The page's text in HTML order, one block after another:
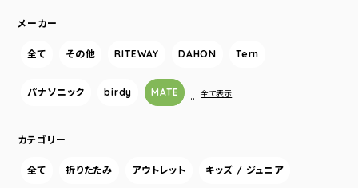
メーカー
全て その他 RITEWAY DAHON Tern
パナソニック birdy MATE … 全て表示
カテゴリー
全て 折りたたみ アウトレット キッズ / ジュニア